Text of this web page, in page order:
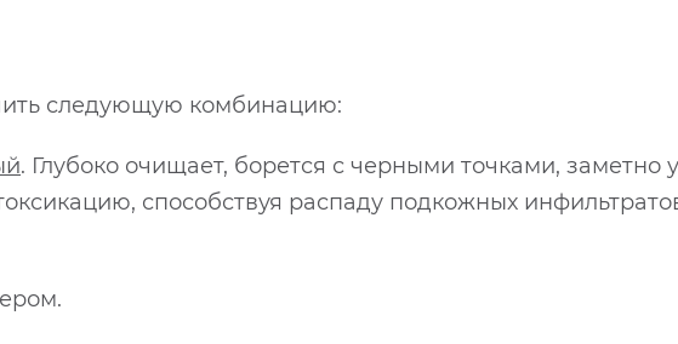
следующую комбинацию:
. Глубоко очищает, борется с черными точками, заметно
способствуя распаду подкожных